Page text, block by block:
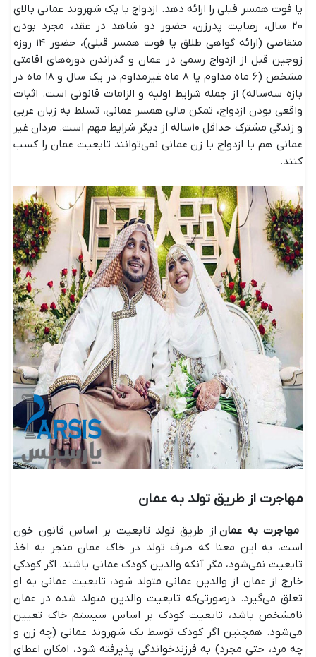
یا فوت همسر قبلی را ارائه دهد. ازدواج با یک شهروند عمانی بالای
۲۰ سال، رضایت پدرزن، حضور دو شاهد در عقد، مجرد بودن
متقاضی (ارائه گواهی طلاق یا فوت همسر قبلی)، حضور ۱۴ روزه
زوجین قبل از ازدواج رسمی در عمان و گذراندن دوره‌های اقامتی
مشخص (۶ ماه مداوم یا ۸ ماه غیرمداوم در یک سال و ۱۸ ماه در
بازه سه‌ساله) از جمله شرایط اولیه و الزامات قانونی است. اثبات
واقعی بودن ازدواج، تمکن مالی همسر عمانی، تسلط به زبان عربی
و زندگی مشترک حداقل ۱۰ساله از دیگر شرایط مهم است. مردان غیر
عمانی هم با ازدواج با زن عمانی نمی‌توانند تابعیت عمان را کسب
کنند.
مهاجرت از طریق تولد به عمان
مهاجرت به عمان از طریق تولد تابعیت بر اساس قانون خون
است، به این معنا که صرف تولد در خاک عمان منجر به اخذ
تابعیت نمی‌شود، مگر آنکه والدین کودک عمانی باشند. اگر کودکی
خارج از عمان از والدین عمانی متولد شود، تابعیت عمانی به او
تعلق می‌گیرد. درصورتی‌که تابعیت والدین متولد شده در عمان
نامشخص باشد، تابعیت کودک بر اساس سیستم خاک تعیین
می‌شود. همچنین اگر کودک توسط یک شهروند عمانی (چه زن و
چه مرد، حتی مجرد) به فرزندخواندگی پذیرفته شود، امکان اعطای